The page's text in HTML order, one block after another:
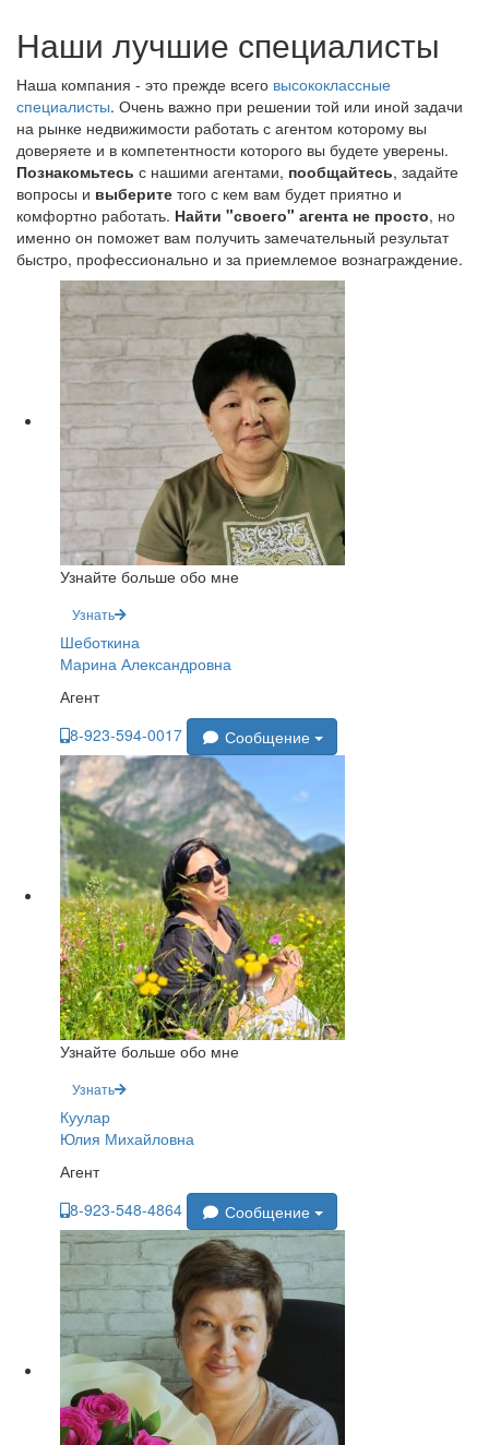
Наши лучшие специалисты
Наша компания - это прежде всего высококлассные
специалисты. Очень важно при решении той или иной задачи
на рынке недвижимости работать с агентом которому вы
доверяете и в компетентности которого вы будете уверены.
Познакомьтесь с нашими агентами, пообщайтесь, задайте
вопросы и выберите того с кем вам будет приятно и
комфортно работать. Найти "своего" агента не просто, но
именно он поможет вам получить замечательный результат
быстро, профессионально и за приемлемое вознаграждение.
Узнайте больше обо мне
Узнать
Шеботкина
Марина Александровна
Агент
8-923-594-0017
Сообщение
Узнайте больше обо мне
Узнать
Куулар
Юлия Михайловна
Агент
8-923-548-4864
Сообщение